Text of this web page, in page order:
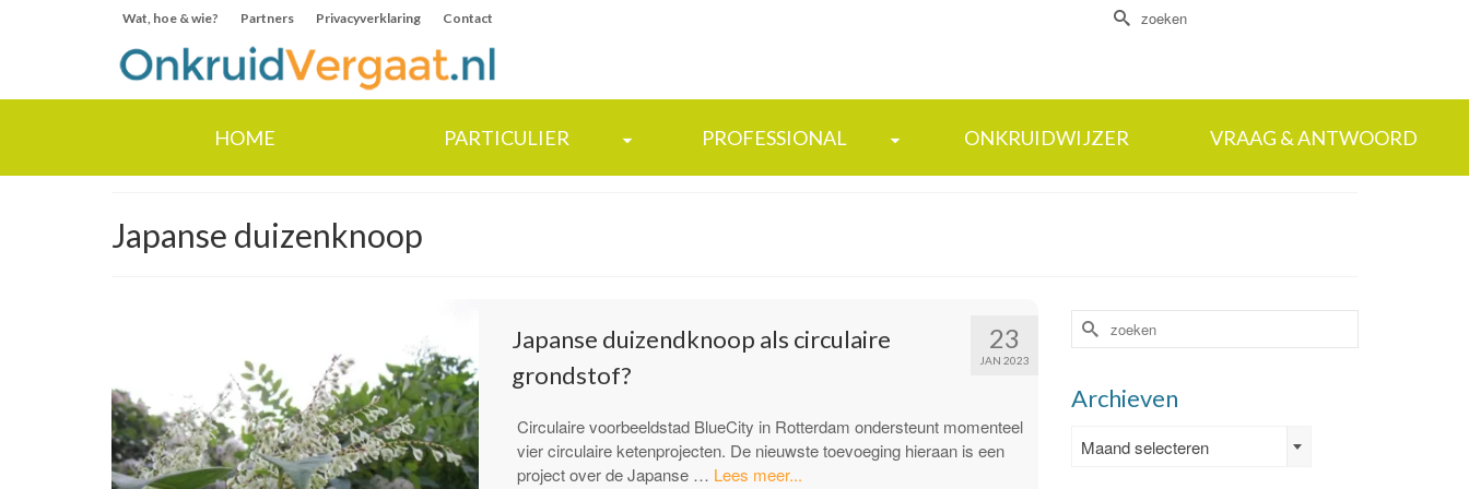
Wat, hoe & wie? Partners Privacyverklaring Contact
Zoek
HOME PARTICULIER PROFESSIONAL ONKRUIDWIJZER VRAAG & ANTWOORD
Japanse duizenknoop
23
JAN 2023
Japanse duizendknoop als circulaire
grondstof?
Circulaire voorbeeldstad BlueCity in Rotterdam ondersteunt momenteel
vier circulaire ketenprojecten. De nieuwste toevoeging hieraan is een
project over de Japanse … Lees meer...
Zoek
naar:
Archieven
Archieven
Maand selecteren